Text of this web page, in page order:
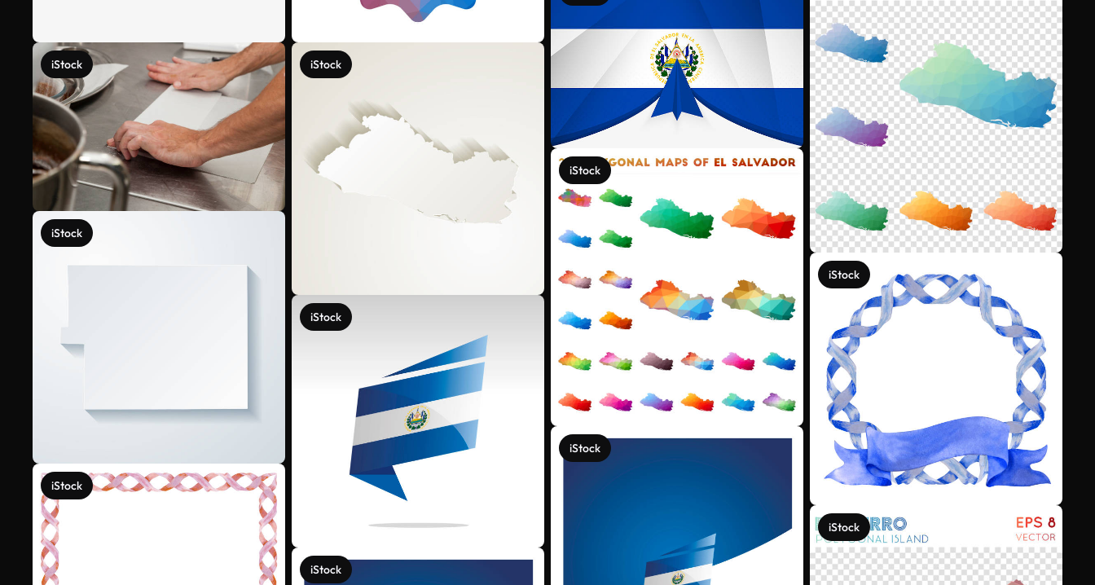
iStock
iStock
iStock
iStock
iStock
iStock
iStock
iStock
iStock
iStock